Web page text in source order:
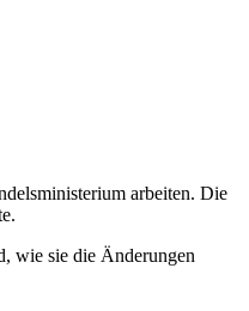
arbeiten. Die
wie sie die Änderungen